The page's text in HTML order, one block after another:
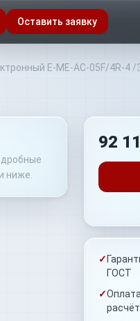
Оставить заявку
E-ME-AC-05F/4R-4 /
ниже.
92
✓
ГОСТ
✓
расчёт